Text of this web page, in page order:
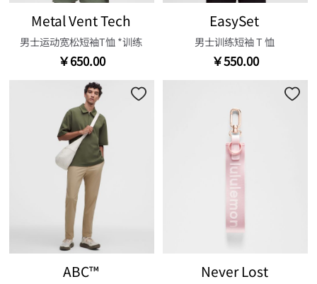
Metal Vent Tech
男士运动宽松短袖T恤 *训练
￥650.00
EasySet
男士训练短袖 T 恤
￥550.00
ABC™ Never Lost